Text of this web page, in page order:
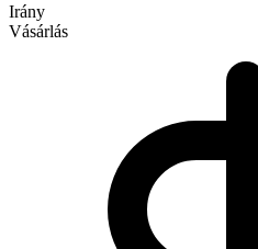
Irány
Vásárlás